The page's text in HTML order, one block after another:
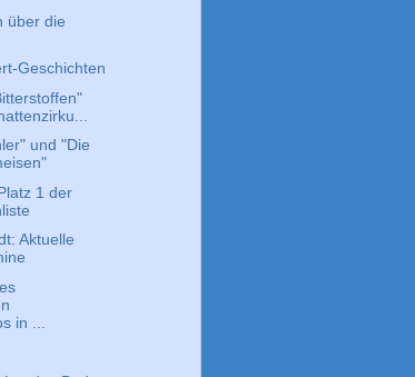
über die
Geschichten
und "Die
1 der
Aktuelle
in ...